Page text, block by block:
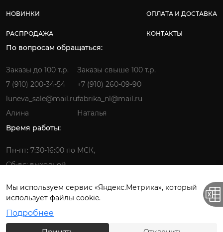
НОВИНКИ
РАСПРОДАЖА
ОПЛАТА И ДОСТАВКА
КОНТАКТЫ
По вопросам обращаться:
Заказы до 100 т.р.
7 (910) 200-34-54
luneva_sale@mail.ru
Алина
Заказы свыше 100 т.р.
+7 (910) 260-09-90
fabrika_nl@mail.ru
Наталья
Время работы:
Пн-пт: 7:30-16:00 по МСК,
Сб-вс: выходной
Фабрика детской одежды © 2026.
Мы используем сервис «Яндекс.Метрика», который
использует файлы cookie.
Подробнее